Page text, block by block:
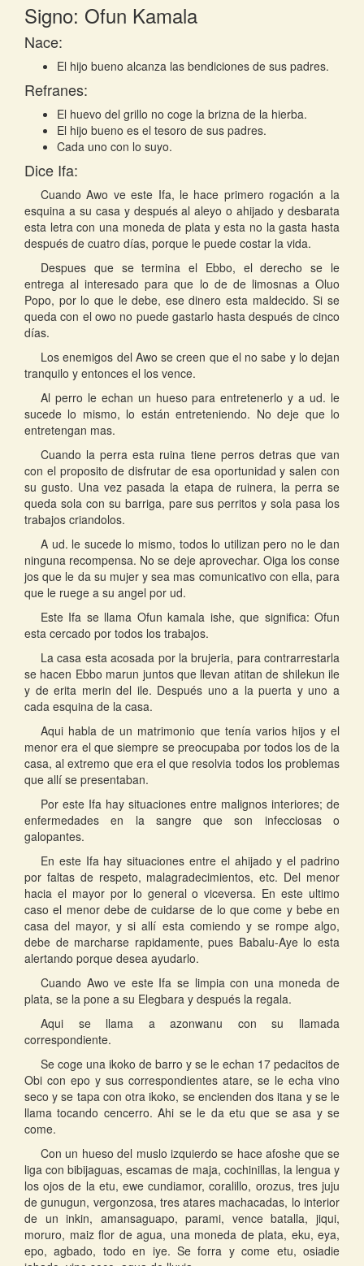
Signo: Ofun Kamala
Nace:
El hijo bueno alcanza las bendiciones de sus padres.
Refranes:
El huevo del grillo no coge la brizna de la hierba.
El hijo bueno es el tesoro de sus padres.
Cada uno con lo suyo.
Dice Ifa:
Cuando Awo ve este Ifa, le hace primero rogación a la
esquina a su casa y después al aleyo o ahijado y desbarata
esta letra con una moneda de plata y esta no la gasta hasta
después de cuatro días, porque le puede costar la vida.
Despues que se termina el Ebbo, el derecho se le
entrega al interesado para que lo de de limosnas a Oluo
Popo, por lo que le debe, ese dinero esta maldecido. Si se
queda con el owo no puede gastarlo hasta después de cinco
días.
Los enemigos del Awo se creen que el no sabe y lo dejan
tranquilo y entonces el los vence.
Al perro le echan un hueso para entretenerlo y a ud. le
sucede lo mismo, lo están entreteniendo. No deje que lo
entretengan mas.
Cuando la perra esta ruina tiene perros detras que van
con el proposito de disfrutar de esa oportunidad y salen con
su gusto. Una vez pasada la etapa de ruinera, la perra se
queda sola con su barriga, pare sus perritos y sola pasa los
trabajos criandolos.
A ud. le sucede lo mismo, todos lo utilizan pero no le dan
ninguna recompensa. No se deje aprovechar. Oiga los conse
jos que le da su mujer y sea mas comunicativo con ella, para
que le ruege a su angel por ud.
Este Ifa se llama Ofun kamala ishe, que significa: Ofun
esta cercado por todos los trabajos.
La casa esta acosada por la brujeria, para contrarrestarla
se hacen Ebbo marun juntos que llevan atitan de shilekun ile
y de erita merin del ile. Después uno a la puerta y uno a
cada esquina de la casa.
Aqui habla de un matrimonio que tenía varios hijos y el
menor era el que siempre se preocupaba por todos los de la
casa, al extremo que era el que resolvia todos los problemas
que allí se presentaban.
Por este Ifa hay situaciones entre malignos interiores; de
enfermedades en la sangre que son infecciosas o
galopantes.
En este Ifa hay situaciones entre el ahijado y el padrino
por faltas de respeto, malagradecimientos, etc. Del menor
hacia el mayor por lo general o viceversa. En este ultimo
caso el menor debe de cuidarse de lo que come y bebe en
casa del mayor, y si allí esta comiendo y se rompe algo,
debe de marcharse rapidamente, pues Babalu-Aye lo esta
alertando porque desea ayudarlo.
Cuando Awo ve este Ifa se limpia con una moneda de
plata, se la pone a su Elegbara y después la regala.
Aqui se llama a azonwanu con su llamada
correspondiente.
Se coge una ikoko de barro y se le echan 17 pedacitos de
Obi con epo y sus correspondientes atare, se le echa vino
seco y se tapa con otra ikoko, se encienden dos itana y se le
llama tocando cencerro. Ahi se le da etu que se asa y se
come.
Con un hueso del muslo izquierdo se hace afoshe que se
liga con bibijaguas, escamas de maja, cochinillas, la lengua y
los ojos de la etu, ewe cundiamor, coralillo, orozus, tres juju
de gunugun, vergonzosa, tres atares machacadas, lo interior
de un inkin, amansaguapo, parami, vence batalla, jiqui,
moruro, maiz flor de agua, una moneda de plata, eku, eya,
epo, agbado, todo en iye. Se forra y come etu, osiadie